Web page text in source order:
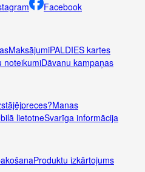
Facebook
MaksājumiPALDIES kartes
noteikumiDāvanu kampaņas
Manas
lietotneSvarīga informācija
Produktu izkārtojums